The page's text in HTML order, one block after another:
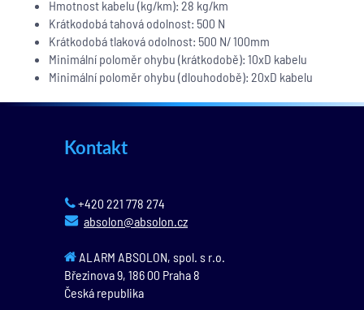
Hmotnost kabelu (kg/km): 28 kg/km
Krátkodobá tahová odolnost: 500 N
Krátkodobá tlaková odolnost: 500 N/ 100mm
Minimální poloměr ohybu (krátkodobě): 10xD kabelu
Minimální poloměr ohybu (dlouhodobě): 20xD kabelu
Kontakt
+420 221 778 274
absolon@absolon.cz
ALARM ABSOLON, spol. s r.o.
Březinova 9, 186 00 Praha 8
Česká republika